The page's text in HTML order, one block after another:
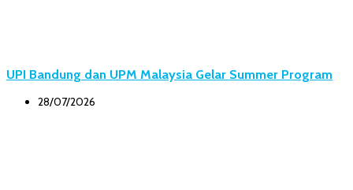
UPI Bandung dan UPM Malaysia Gelar Summer Program
28/07/2026